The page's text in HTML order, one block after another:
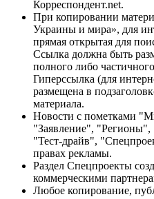
Корреспондент.net.
При копировании
Украины и мира», для
прямая открытая для
Ссылка должна быть
полного либо
Гиперссылка (для
размещена в
материала.
Новости с пометками
"Заявление",
"Тест-драйв",
правах рекламы.
Раздел Спецпроекты
коммерческими
Любое копирование,